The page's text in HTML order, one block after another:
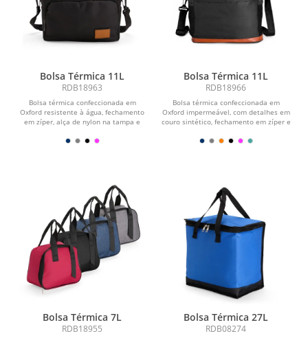
Bolsa Térmica 11L
RDB18963
Bolsa térmica confeccionada em
Oxford resistente à água, fechamento
em zíper, alça de nylon na tampa e
Bolsa Térmica 11L
RDB18966
Bolsa térmica confeccionada em
Oxford impermeável, com detalhes em
couro sintético, fechamento em zíper e
Bolsa Térmica 7L
RDB18955
Bolsa Térmica 27L
RDB08274